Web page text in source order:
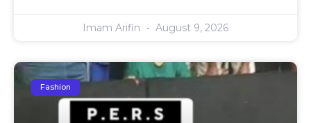
Imam Arifin August 9, 2026
Fashion